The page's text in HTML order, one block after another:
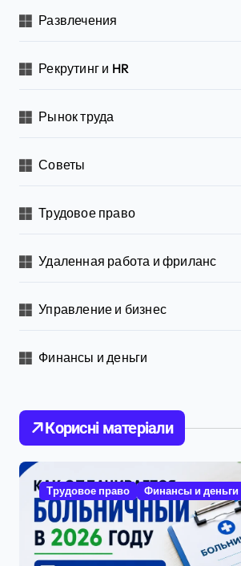
Развлечения
Рекрутинг и HR
Рынок труда
Советы
Трудовое право
Удаленная работа и фриланс
Управление и бизнес
Финансы и деньги
Корисні матеріали
Трудовое право Финансы и деньги